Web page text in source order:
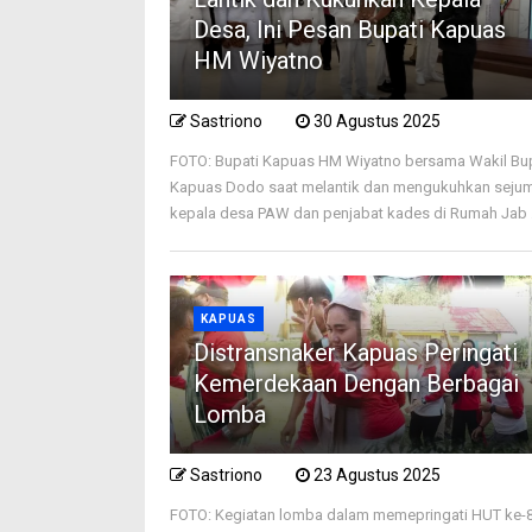
Desa, Ini Pesan Bupati Kapuas
HM Wiyatno
Sastriono 30 Agustus 2025
FOTO: Bupati Kapuas HM Wiyatno bersama Wakil
Kapuas Dodo saat melantik dan mengukuhkan
kepala desa PAW dan penjabat kades di Rumah Jab ...
KAPUAS
Distransnaker Kapuas Peringati
Kemerdekaan Dengan Berbagai
Lomba
Sastriono 23 Agustus 2025
FOTO: Kegiatan lomba dalam memepringati HUT ke-